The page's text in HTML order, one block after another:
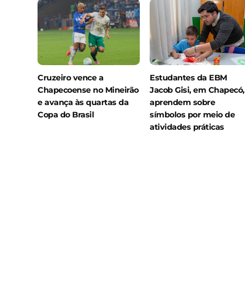
Cruzeiro vence a
Chapecoense no Mineirão
e avança às quartas da
Copa do Brasil
Estudantes da EBM
Jacob Gisi, em Chapecó,
aprendem sobre
símbolos por meio de
atividades práticas